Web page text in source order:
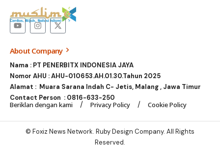
About Company
Nama : PT PENERBITX INDONESIA JAYA
Nomor AHU : AHU-010653.AH.01.30.Tahun 2025
Alamat : Muara Sarana Indah C- Jetis, Malang , Jawa Timur
Contact Person : 0816-633-250
Beriklan dengan kami Privacy Policy Cookie Policy
© Foxiz News Network. Ruby Design Company. All Rights
Reserved.